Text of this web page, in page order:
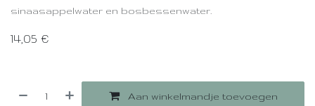
sinaasappelwater en bosbessenwater.
14,05 €
Aan winkelmandje toevoegen